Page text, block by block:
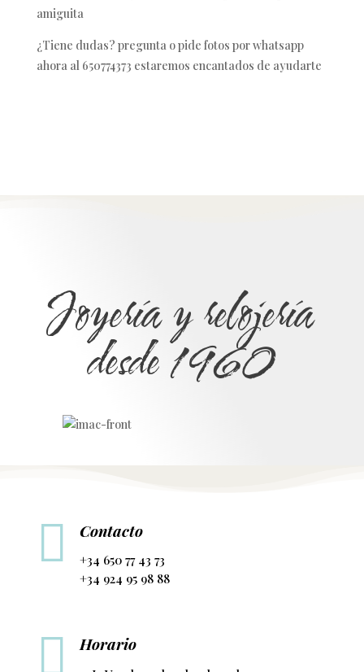
amiguita
¿Tiene dudas? pregunta o pide fotos por whatsapp
ahora al 650774373 estaremos encantados de ayudarte
Joyería y relojería
desde 1960
 Contacto
+34 650 77 43 73
+34 924 95 98 88
 Horario